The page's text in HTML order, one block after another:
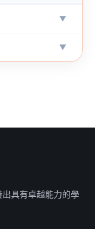
▼
▼
具有卓越能力的學